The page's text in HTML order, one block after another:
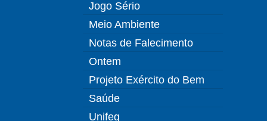
Jogo Sério
Meio Ambiente
Notas de Falecimento
Ontem
Projeto Exército do Bem
Saúde
Unifeg